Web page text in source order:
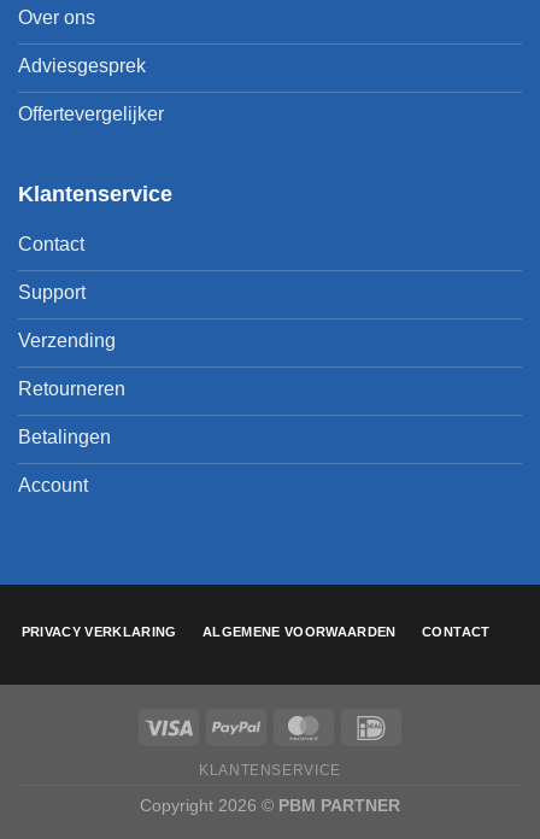
Over ons
Adviesgesprek
Offertevergelijker
Klantenservice
Contact
Support
Verzending
Retourneren
Betalingen
Account
PRIVACY VERKLARING ALGEMENE VOORWAARDEN CONTACT
KLANTENSERVICE
Copyright 2026 © PBM PARTNER